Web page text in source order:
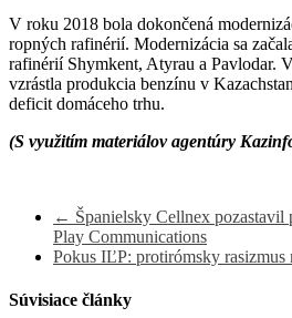
V roku 2018 bola dokončená
ropných rafinérií. Modernizácia sa
rafinérií Shymkent, Atyrau a Pavlodar.
vzrástla produkcia benzínu v
deficit domáceho trhu.
(S využitím materiálov agentúry
← Španielsky Cellnex
Play Communications
Pokus IĽP: protirómsky rasizmus
Súvisiace články